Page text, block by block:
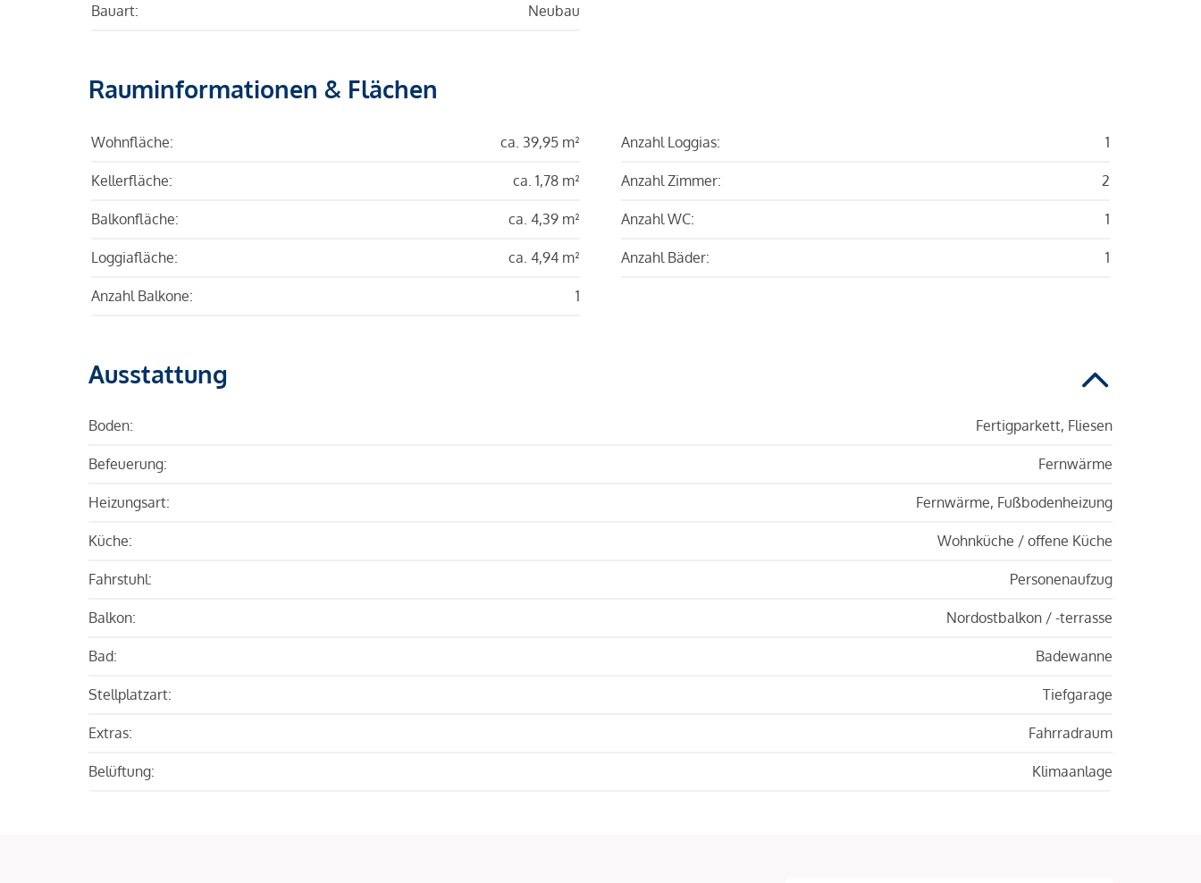
Bauart: Neubau
Rauminformationen & Flächen
Wohnfläche: ca. 39,95 m²
Kellerfläche: ca. 1,78 m²
Balkonfläche: ca. 4,39 m²
Loggiafläche: ca. 4,94 m²
Anzahl Balkone: 1
Anzahl Loggias: 1
Anzahl Zimmer: 2
Anzahl WC: 1
Anzahl Bäder: 1
Ausstattung
Boden: Fertigparkett, Fliesen
Befeuerung: Fernwärme
Heizungsart: Fernwärme, Fußbodenheizung
Küche: Wohnküche / offene Küche
Fahrstuhl: Personenaufzug
Balkon: Nordostbalkon / -terrasse
Bad: Badewanne
Stellplatzart: Tiefgarage
Extras: Fahrradraum
Belüftung: Klimaanlage